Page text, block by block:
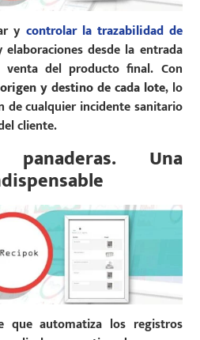
y controlar la trazabilidad de
desde la entrada
del producto final. Con
origen y destino de cada lote, lo
de cualquier incidente sanitario
cliente.
panaderas. Una
que automatiza los registros